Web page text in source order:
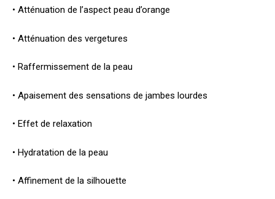
• Atténuation de l’aspect peau d’orange
• Atténuation des vergetures
• Raffermissement de la peau
• Apaisement des sensations de jambes lourdes
• Effet de relaxation
• Hydratation de la peau
• Affinement de la silhouette